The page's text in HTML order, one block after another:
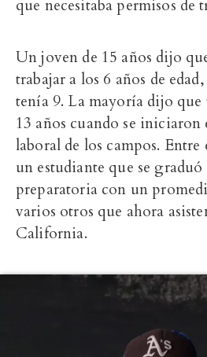
que necesitaba permisos de
Un joven de 15 años dijo
trabajar a los 6 años de
tenía 9. La mayoría dijo
13 años cuando se
laboral de los campos. Entre
un estudiante que se
preparatoria con un
varios otros que ahora
California.